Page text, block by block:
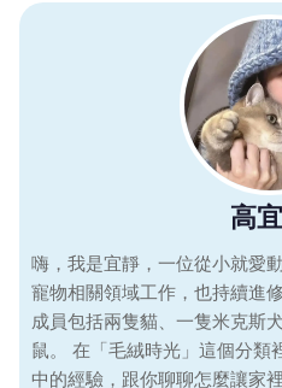
高
嗨，我是宜靜，一位從小就愛
寵物相關領域工作，也持續進
成員包括兩隻貓、一隻米克斯
鼠。 在「毛絨時光」這個分類
中的經驗，跟你聊聊怎麼讓家